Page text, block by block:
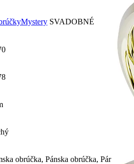
Mystery SVADOBNÉ
obrúčka, Pánska obrúčka, Pár